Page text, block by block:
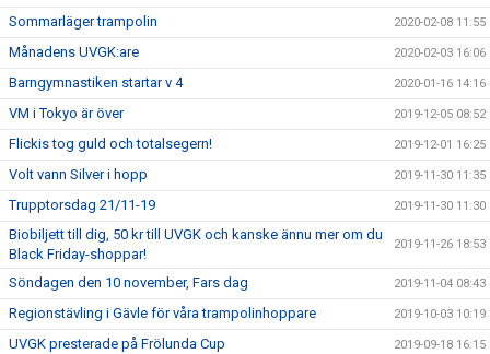
Sommarläger trampolin 2020-02-08 11:55
Månadens UVGK:are 2020-02-03 16:06
Barngymnastiken startar v 4 2020-01-16 14:16
VM i Tokyo är över 2019-12-05 08:52
Flickis tog guld och totalsegern! 2019-12-01 16:25
Volt vann Silver i hopp 2019-11-30 11:35
Trupptorsdag 21/11-19 2019-11-30 11:30
Biobiljett till dig, 50 kr till UVGK och kanske ännu mer om du
Black Friday-shoppar!
2019-11-26 18:53
Söndagen den 10 november, Fars dag 2019-11-04 08:43
Regionstävling i Gävle för våra trampolinhoppare 2019-10-03 10:19
UVGK presterade på Frölunda Cup 2019-09-18 16:15